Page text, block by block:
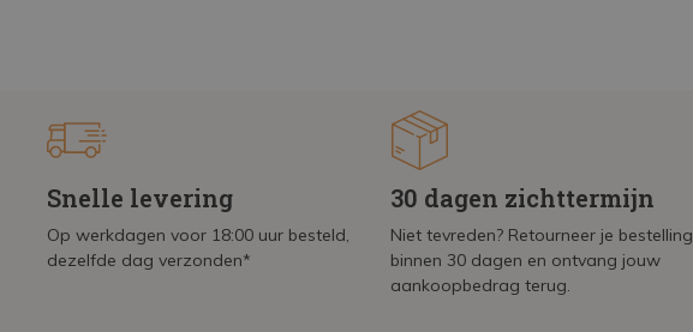
Snelle levering
Op werkdagen voor 18:00 uur besteld,
dezelfde dag verzonden*
30 dagen zichttermijn
Niet tevreden? Retourneer je bestelling
binnen 30 dagen en ontvang jouw
aankoopbedrag terug.